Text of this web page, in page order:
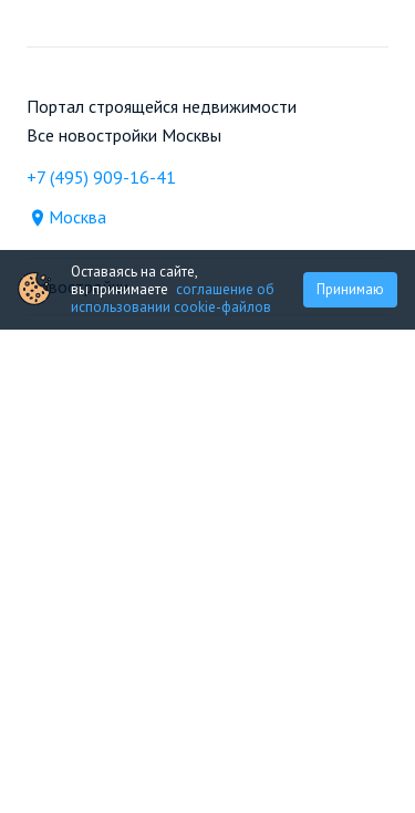
Оставаясь на сайте,
вы принимаете соглашение об
использовании cookie-файлов
Принимаю
Портал строящейся недвижимости
Все новостройки Москвы
+7 (495) 909-16-41
Москва
Новостройки